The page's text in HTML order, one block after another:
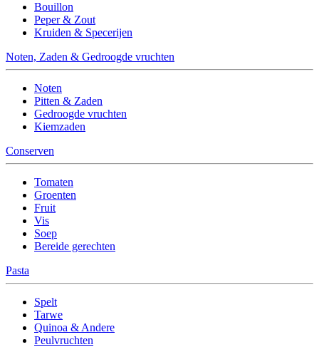
Bouillon
Peper & Zout
Kruiden & Specerijen
Noten, Zaden & Gedroogde vruchten
Noten
Pitten & Zaden
Gedroogde vruchten
Kiemzaden
Conserven
Tomaten
Groenten
Fruit
Vis
Soep
Bereide gerechten
Pasta
Spelt
Tarwe
Quinoa & Andere
Peulvruchten